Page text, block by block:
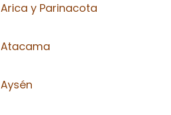
Arica y Parinacota
Atacama
Aysén